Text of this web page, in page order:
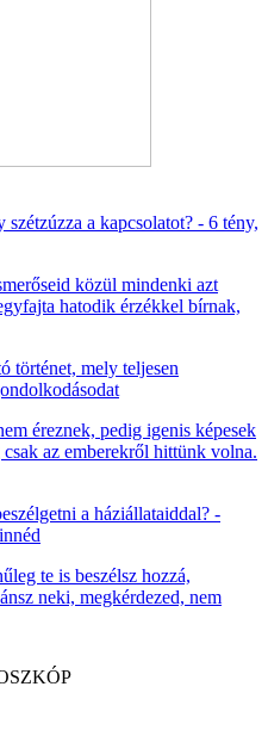
a kapcsolatot? - 6 tény,
közül mindenki azt
hatodik érzékkel bírnak,
történet, mely teljesen
éreznek, pedig igenis képesek
az emberekről hittünk volna.
a háziállataiddal? -
te is beszélsz hozzá,
neki, megkérdezed, nem